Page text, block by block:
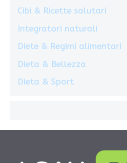
Cibi & Ricette salutari
Integratori naturali
Diete & Regimi alimentari
Dieta & Bellezza
Dieta & Sport